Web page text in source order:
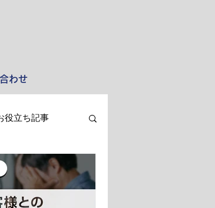
わせ
役立ち記事